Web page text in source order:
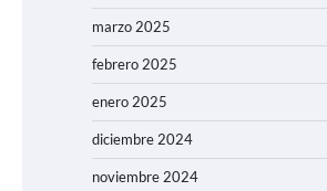
marzo 2025
febrero 2025
enero 2025
diciembre 2024
noviembre 2024